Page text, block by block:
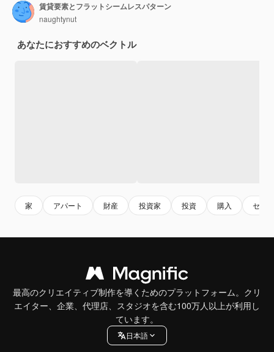
賃貸要素とフラットシームレスパターン
naughtynut
あなたにおすすめのベクトル
家 アパート 財産 投資家 投資 購入 セール
最高のクリエイティブ制作を導くためのプラットフォーム。クリ
エイター、企業、代理店、スタジオを含む100万人以上が利用し
ています。
日本語